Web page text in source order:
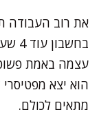
עצמה באמת
הוא יצא
מתאים לכולם.